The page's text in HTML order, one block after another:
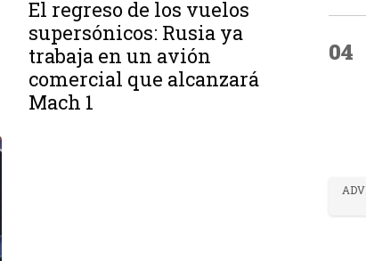
El regreso de los vuelos
supersónicos: Rusia ya
trabaja en un avión
comercial que alcanzará
Mach 1
04